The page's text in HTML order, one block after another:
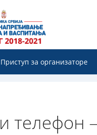
Приступ за организаторе
телефон